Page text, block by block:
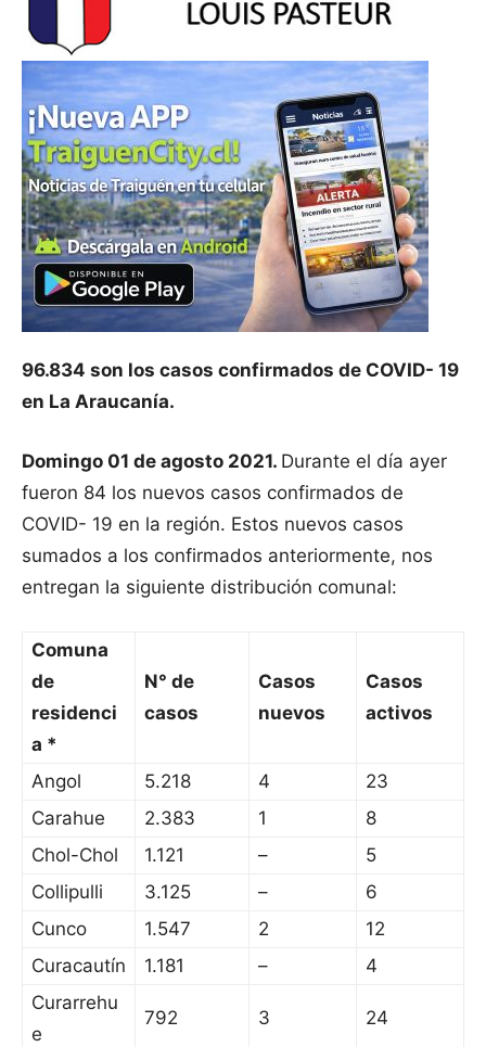
96.834 son los casos confirmados de COVID- 19
en La Araucanía.
Domingo 01 de agosto 2021. Durante el día ayer
fueron 84 los nuevos casos confirmados de
COVID- 19 en la región. Estos nuevos casos
sumados a los confirmados anteriormente, nos
entregan la siguiente distribución comunal:
Comuna
de
residenci
a *
N° de
casos
Casos
nuevos
Casos
activos
Angol 5.218 4
23
Carahue
2.383 1
8
Chol-Chol
1.121 –
5
Collipulli
3.125 –
6
Cunco
1.547 2
12
Curacautín
1.181 –
4
Curarrehu
e
792 3 24